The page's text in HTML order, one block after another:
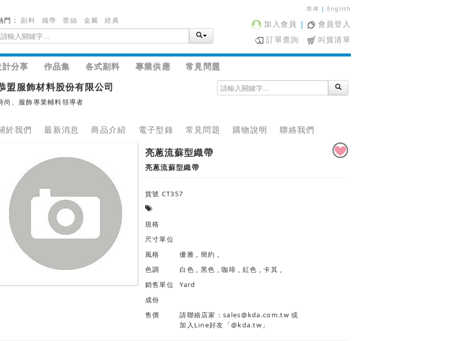
門：副料 織帶 蕾絲 金屬 經典
简体 | English
加入會員 |
會員登入
訂單查詢
叫貨清單
計分享 作品集 各式副料 專業供應 常見問題
盟服飾材料股份有限公司
尚、服飾專業輔料領導者
於我們 最新消息 商品介紹 電子型錄 常見問題 購物說明 聯絡我們
亮蔥流蘇型織帶
亮蔥流蘇型織帶
貨號 CT357
規格
尺寸單位
風格
優雅 , 簡約 ,
色調
白色 , 黑色 , 咖啡 , 紅色 , 卡其 ,
銷售單位
成份
售價
請聯絡店家：sales@kda.com.tw或
加入Line好友「@kda.tw」